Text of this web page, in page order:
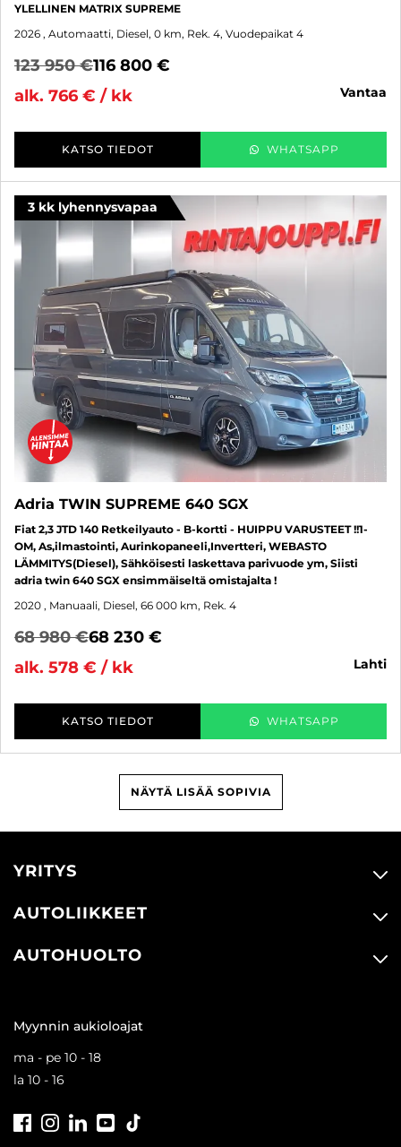
YLELLINEN MATRIX SUPREME
2026 , Automaatti, Diesel, 0 km, Rek. 4, Vuodepaikat 4
123 950 €116 800 €
alk. 766 € / kk
vantaa
KATSO TIEDOT WHATSAPP
3 kk lyhennysvapaa
Adria TWIN SUPREME 640 SGX
Fiat 2,3 JTD 140 Retkeilyauto - B-kortti - HUIPPU VARUSTEET !!1-
OM, As,ilmastointi, Aurinkopaneeli,Invertteri, WEBASTO
LÄMMITYS(Diesel), Sähköisesti laskettava parivuode ym, Siisti
adria twin 640 SGX ensimmäiseltä omistajalta !
2020 , Manuaali, Diesel, 66 000 km, Rek. 4
68 980 €68 230 €
alk. 578 € / kk
lahti
KATSO TIEDOT WHATSAPP
NÄYTÄ LISÄÄ SOPIVIA
YRITYS
AUTOLIIKKEET
AUTOHUOLTO
Myynnin aukioloajat
ma - pe 10 - 18
la 10 - 16
FacebookInstagramLinkedInYoutube